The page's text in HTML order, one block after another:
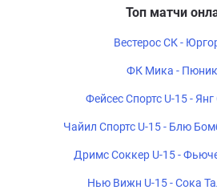
Топ матчи
Вестерос СК -
ФК Мика -
Фейсес Спортс U-15 -
Чайил Спортс U-15 - Блю
Дримс Соккер U-15 -
Нью Вижн U-15 - Сока